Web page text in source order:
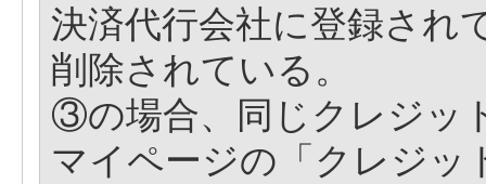
決済代行会社に登録され
削除されている。
③の場合、同じクレジッ
マイページの「クレジッ